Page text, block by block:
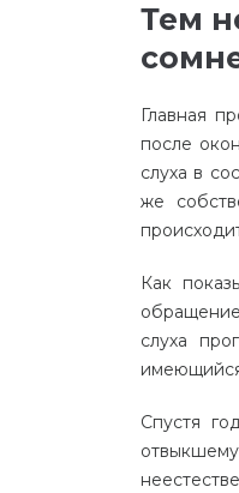
Тем
Главная
после
слуха в
же
Как
слуха
Спустя